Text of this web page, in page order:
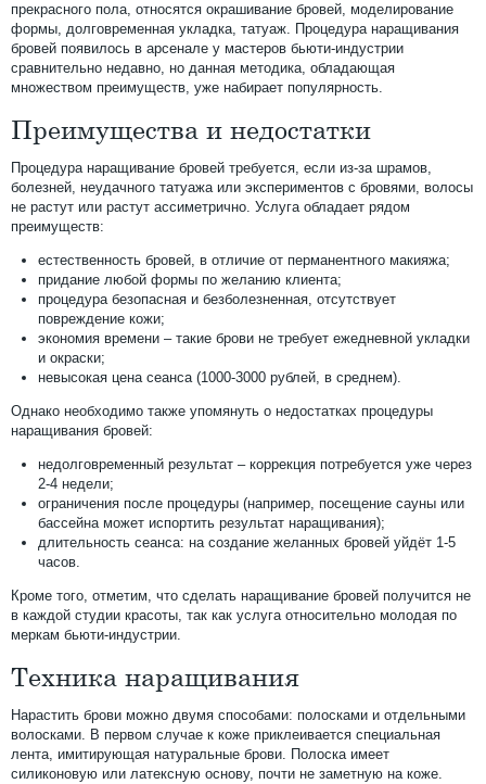
прекрасного пола, относятся окрашивание бровей, моделирование
формы, долговременная укладка, татуаж. Процедура наращивания
бровей появилось в арсенале у мастеров бьюти-индустрии
сравнительно недавно, но данная методика, обладающая
множеством преимуществ, уже набирает популярность.
Преимущества и недостатки
Процедура наращивание бровей требуется, если из-за шрамов,
болезней, неудачного татуажа или экспериментов с бровями, волосы
не растут или растут ассиметрично. Услуга обладает рядом
преимуществ:
естественность бровей, в отличие от перманентного макияжа;
придание любой формы по желанию клиента;
процедура безопасная и безболезненная, отсутствует
повреждение кожи;
экономия времени – такие брови не требует ежедневной укладки
и окраски;
невысокая цена сеанса (1000-3000 рублей, в среднем).
Однако необходимо также упомянуть о недостатках процедуры
наращивания бровей:
недолговременный результат – коррекция потребуется уже через
2-4 недели;
ограничения после процедуры (например, посещение сауны или
бассейна может испортить результат наращивания);
длительность сеанса: на создание желанных бровей уйдёт 1-5
часов.
Кроме того, отметим, что сделать наращивание бровей получится не
в каждой студии красоты, так как услуга относительно молодая по
меркам бьюти-индустрии.
Техника наращивания
Нарастить брови можно двумя способами: полосками и отдельными
волосками. В первом случае к коже приклеивается специальная
лента, имитирующая натуральные брови. Полоска имеет
силиконовую или латексную основу, почти не заметную на коже.